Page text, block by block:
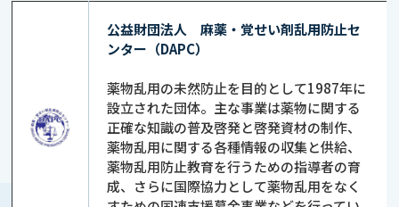
公益財団法人 麻薬・覚せい剤乱用防止セ
ンター（DAPC）
薬物乱用の未然防止を目的として1987年に
設立された団体。主な事業は薬物に関する
正確な知識の普及啓発と啓発資材の制作、
薬物乱用に関する各種情報の収集と供給、
薬物乱用防止教育を行うための指導者の育
成、さらに国際協力として薬物乱用をなく